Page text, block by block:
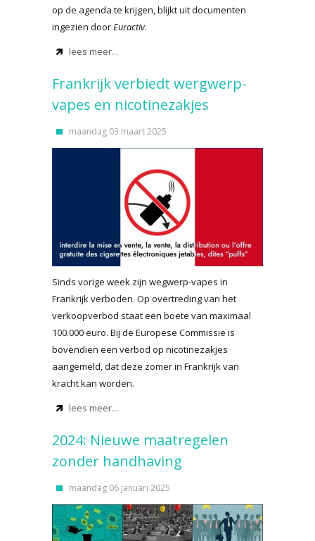
op de agenda te krijgen, blijkt uit documenten
ingezien doorEuractiv.
lees meer...
Frankrijk verbiedt wergwerp-
vapes en nicotinezakjes
maandag 03 maart 2025
Sinds vorige week zijn wegwerp-vapes in
Frankrijk verboden. Op overtreding van het
verkoopverbod staat een boete van maximaal
100.000 euro. Bij de Europese Commissie is
bovendien een verbod op nicotinezakjes
aangemeld, dat deze zomer in Frankrijk van
kracht kan worden.
lees meer...
2024: Nieuwe maatregelen
zonder handhaving
maandag 06 januari 2025